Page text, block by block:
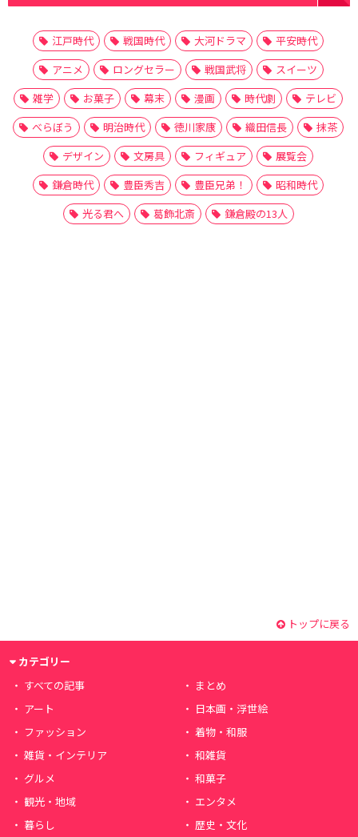
江戸時代 戦国時代 大河ドラマ
平安時代
アニメ
ロングセラー 戦国武将
スイーツ
雑学
お菓子 幕末 漫画 時代劇
テレビ
べらぼう
明治時代 徳川家康 織田信長
抹茶
デザイン
文房具 フィギュア
展覧会
鎌倉時代
豊臣秀吉 豊臣兄弟！
昭和時代
光る君へ
葛飾北斎 鎌倉殿の13人
トップに戻る
カテゴリー
すべての記事
まとめ
アート
日本画・浮世絵
ファッション
着物・和服
雑貨・インテリア
和雑貨
グルメ
和菓子
観光・地域
エンタメ
暮らし
歴史・文化